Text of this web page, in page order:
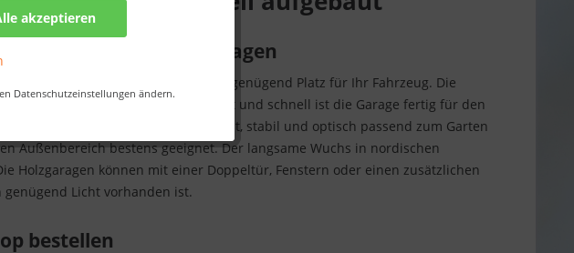
akzeptieren
Datenschutzeinstellungen ändern.
zu anderen Garagen
werden, ist günstig und bietet genügend Platz für Ihr Fahrzeug. Die
werden einfach ineinander gesteckt und schnell ist die Garage fertig für den
Holzgarage aus. Sie ist wetterfest, stabil und optisch passend zum Garten
Außenbereich bestens geeignet. Der langsame Wuchs in nordischen
Holzgaragen können mit einer Doppeltür, Fenstern oder einen zusätzlichen
Licht vorhanden ist.
bestellen